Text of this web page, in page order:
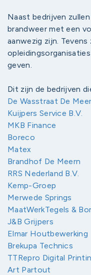
Naast bedrijven
brandweer met een
aanwezig zijn.
geven.
Dit zijn de bedrijven
De Wasstraat De
Kuijpers Service B.V.
MKB Finance
Boreco
Matex
Brandhof De Meern
RRS Nederland B.V.
Kemp-Groep
Merwede Springs
MaatWerkTegels &
J&B Grijpers
Elmar Houtbewerking
Brekupa Technics
TTRepro Digital
Art Partout